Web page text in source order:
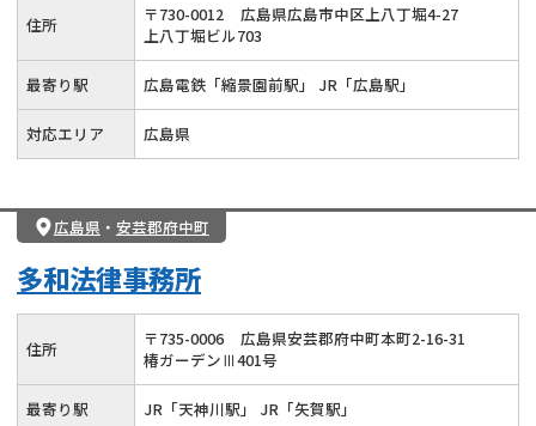
住所 〒730-0012
広島県広島市中区上八丁堀4-27
上八丁堀ビル703
最寄り駅 広島電鉄「縮景園前駅」 JR「広島駅」
対応エリア 広島県
広島県 ・ 安芸郡府中町
多和法律事務所
住所 〒735-0006
広島県安芸郡府中町本町2-16-31
椿ガーデンⅢ401号
最寄り駅 JR「天神川駅」 JR「矢賀駅」